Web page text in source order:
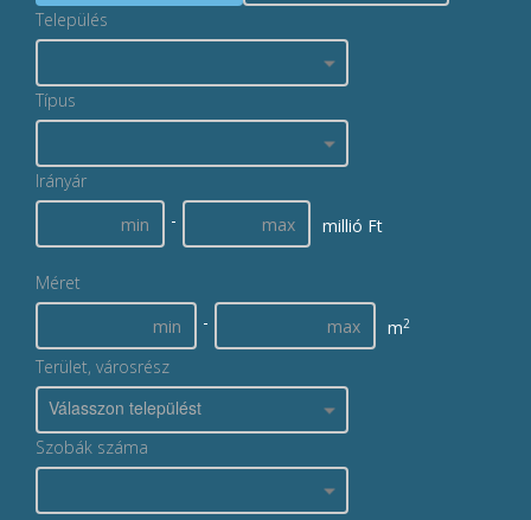
Település
Típus
Irányár
-
millió Ft
Méret
-
m2
Terület, városrész
Válasszon települést
Szobák száma